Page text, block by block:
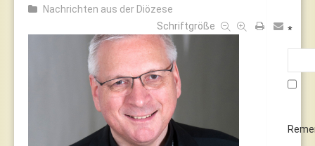
*
Nachrichten aus der Diözese
Schriftgröße